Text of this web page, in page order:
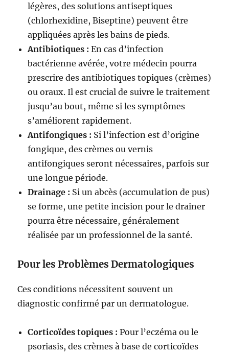
légères, des solutions antiseptiques
(chlorhexidine, Biseptine) peuvent être
appliquées après les bains de pieds.
Antibiotiques : En cas d’infection
bactérienne avérée, votre médecin pourra
prescrire des antibiotiques topiques (crèmes)
ou oraux. Il est crucial de suivre le traitement
jusqu’au bout, même si les symptômes
s’améliorent rapidement.
Antifongiques : Si l’infection est d’origine
fongique, des crèmes ou vernis
antifongiques seront nécessaires, parfois sur
une longue période.
Drainage : Si un abcès (accumulation de pus)
se forme, une petite incision pour le drainer
pourra être nécessaire, généralement
réalisée par un professionnel de la santé.
Pour les Problèmes Dermatologiques
Ces conditions nécessitent souvent un
diagnostic confirmé par un dermatologue.
Corticoïdes topiques : Pour l’eczéma ou le
psoriasis, des crèmes à base de corticoïdes